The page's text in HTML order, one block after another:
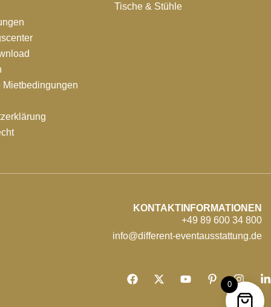
Tische & Stühle
KONTAKTINFORMATIONEN
+49 89 600 34 800
info@different-eventausstattung.de
0